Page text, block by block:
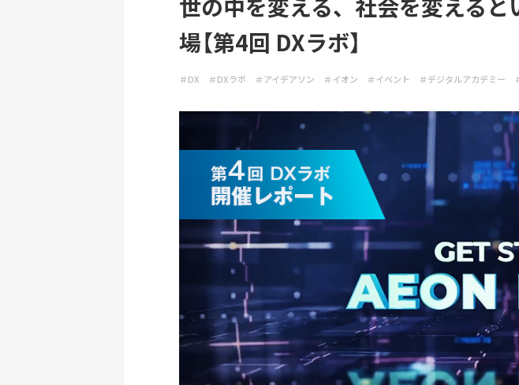
世の中を変える、社会を変える
場【第4回 DXラボ】
＃DX ＃DXラボ ＃アイデアソン ＃イオン ＃イベント ＃デジタルアカデミー